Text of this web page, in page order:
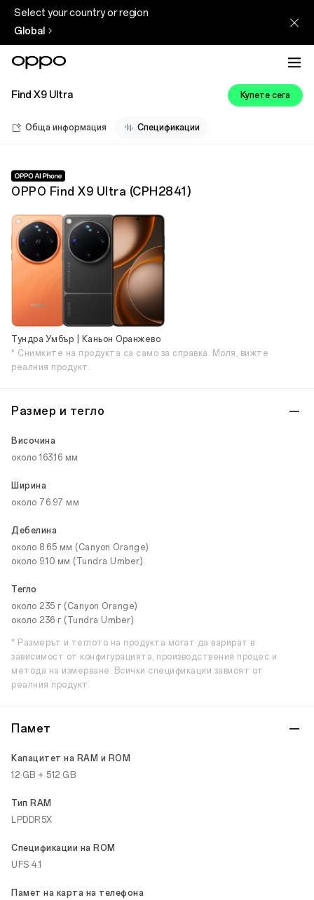
Select your country or region
Global
Find X9 Ultra Купете сега
Обща информация Спецификации
OPPO Find X9 Ultra (CPH2841 )
Тундра Умбър | Каньон Оранжево
* Снимките на продукта са само за справка. Моля, вижте
реалния продукт.
Размер и тегло
Височина
около 163.16 мм
Ширина
около 76.97 мм
Дебелина
около 8.65 мм (Canyon Orange)
около 9.10 мм (Tundra Umber)
Тегло
около 235 г (Canyon Orange)
около 236 г (Tundra Umber)
* Размерът и теглото на продукта могат да варират в
зависимост от конфигурацията, производствения процес и
метода на измерване. Всички спецификации зависят от
реалния продукт.
Памет
Капацитет на RAM и ROM
12 GB + 512 GB
Тип RAM
LPDDR5X
Спецификации на ROM
UFS 4.1
Памет на карта на телефона